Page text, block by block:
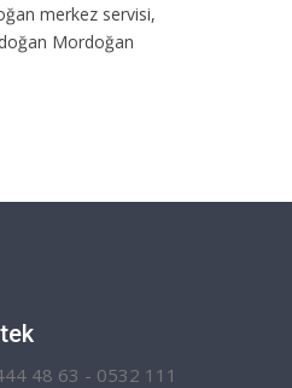
merkez servisi,
Mordoğan
48 63 - 0532 111